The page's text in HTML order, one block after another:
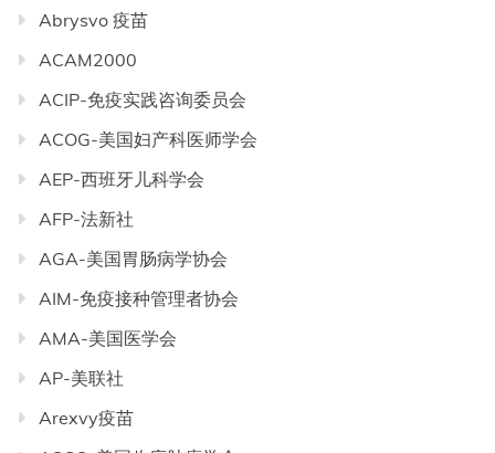
Abrysvo 疫苗
ACAM2000
ACIP-免疫实践咨询委员会
ACOG-美国妇产科医师学会
AEP-西班牙儿科学会
AFP-法新社
AGA-美国胃肠病学协会
AIM-免疫接种管理者协会
AMA-美国医学会
AP-美联社
Arexvy疫苗